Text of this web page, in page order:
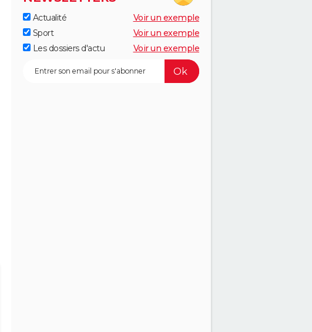
Actualité
Voir un exemple
Sport
Voir un exemple
Les dossiers d'actu
Voir un exemple